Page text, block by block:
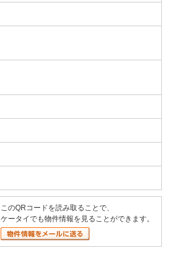
このQRコードを読み取ることで、
ケータイでも物件情報を見ることができます。